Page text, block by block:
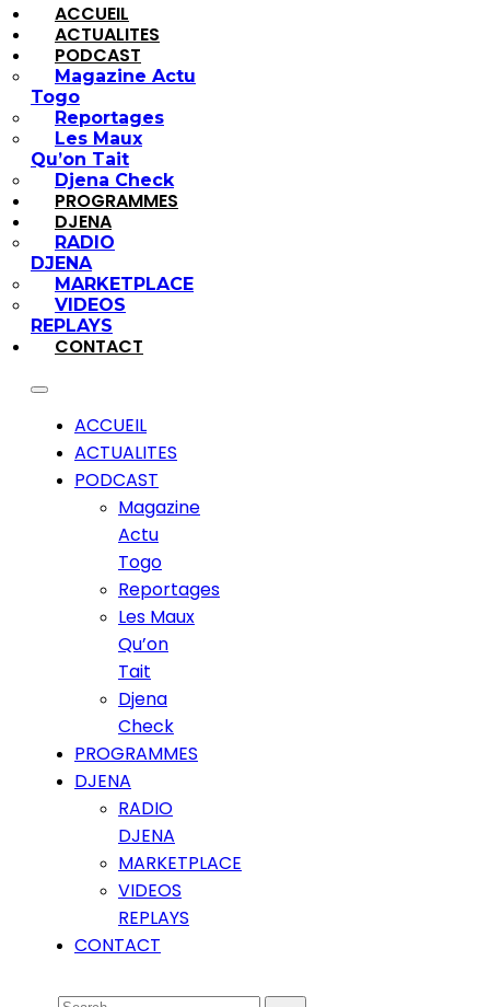
ACCUEIL
ACTUALITES
PODCAST
Magazine Actu
Togo
Reportages
Les Maux
Qu’on Tait
Djena Check
PROGRAMMES
DJENA
RADIO
DJENA
MARKETPLACE
VIDEOS
REPLAYS
CONTACT
ACCUEIL
ACTUALITES
PODCAST
Magazine
Actu
Togo
Reportages
Les Maux
Qu’on
Tait
Djena
Check
PROGRAMMES
DJENA
RADIO
DJENA
MARKETPLACE
VIDEOS
REPLAYS
CONTACT